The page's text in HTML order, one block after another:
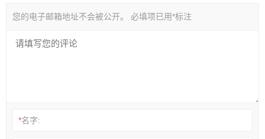
您的电子邮箱地址不会被公开。 必填项已用*标注
*名字: